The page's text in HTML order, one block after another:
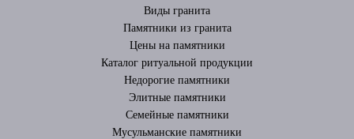
Виды гранита
Памятники из гранита
Цены на памятники
Каталог ритуальной продукции
Недорогие памятники
Элитные памятники
Cемейные памятники
Мусульманские памятники